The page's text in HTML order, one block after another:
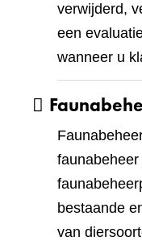
verwijderd,
een
wanneer u
bestaande
van